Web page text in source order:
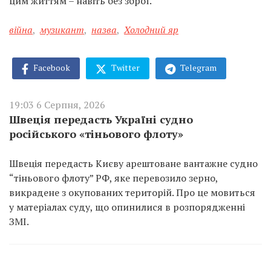
війна, музикант, назва, Холодний яр
Facebook Twitter Telegram
19:03 6 Серпня, 2026
Швеція передасть Україні судно
російського «тіньового флоту»
Швеція передасть Києву арештоване вантажне судно
“тіньового флоту” РФ, яке перевозило зерно,
викрадене з окупованих територій. Про це мовиться
у матеріалах суду, що опинилися в розпорядженні
ЗМІ.